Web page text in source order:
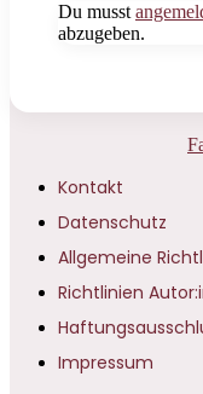
Du musst
abzugeben.
Kontakt
Datenschutz
Allgemeine
Richtlinien
Impressum